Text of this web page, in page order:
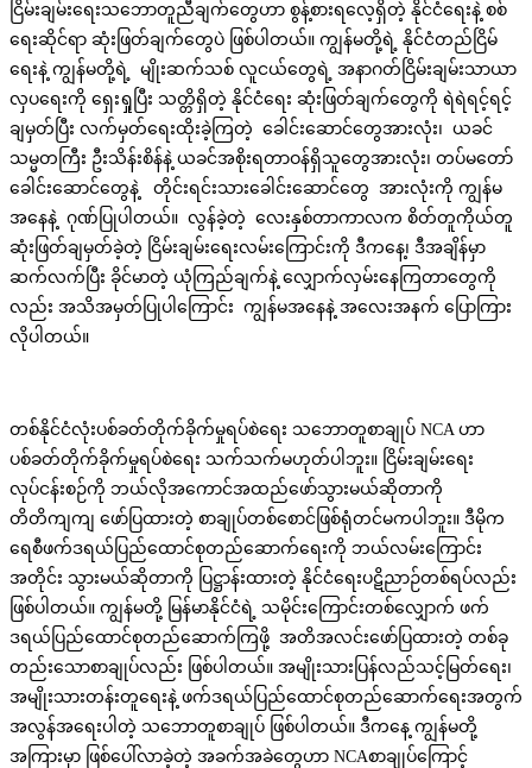
ငြိမ်းချမ်းရေးသဘောတူညီချက်တွေဟာ စွန့်စားရလေ့ရှိတဲ့ နိုင်ငံရေးနဲ့ စစ်
ရေးဆိုင်ရာ ဆုံးဖြတ်ချက်တွေပဲ ဖြစ်ပါတယ်။ ကျွန်မတို့ရဲ့ နိုင်ငံတည်ငြိမ်
ရေးနဲ့ ကျွန်မတို့ရဲ့ မျိုးဆက်သစ် လူငယ်တွေရဲ့ အနာဂတ်ငြိမ်းချမ်းသာယာ
လှပရေးကို ရှေးရှုပြီး သတ္တိရှိတဲ့ နိုင်ငံရေး ဆုံးဖြတ်ချက်တွေကို ရဲရဲရင့်ရင့်
ချမှတ်ပြီး လက်မှတ်ရေးထိုးခဲ့ကြတဲ့ ခေါင်းဆောင်တွေအားလုံး၊ ယခင်
သမ္မတကြီး ဦးသိန်းစိန်နဲ့ ယခင်အစိုးရတာဝန်ရှိသူတွေအားလုံး၊ တပ်မတော်
ခေါင်းဆောင်တွေနဲ့ တိုင်းရင်းသားခေါင်းဆောင်တွေ အားလုံးကို ကျွန်မ
အနေနဲ့ ဂုဏ်ပြုပါတယ်။ လွန်ခဲ့တဲ့ လေးနှစ်တာကာလက စိတ်တူကိုယ်တူ
ဆုံးဖြတ်ချမှတ်ခဲ့တဲ့ ငြိမ်းချမ်းရေးလမ်းကြောင်းကို ဒီကနေ့၊ ဒီအချိန်မှာ
ဆက်လက်ပြီး ခိုင်မာတဲ့ ယုံကြည်ချက်နဲ့ လျှောက်လှမ်းနေကြတာတွေကို
လည်း အသိအမှတ်ပြုပါကြောင်း ကျွန်မအနေနဲ့ အလေးအနက် ပြောကြား
လိုပါတယ်။
တစ်နိုင်ငံလုံးပစ်ခတ်တိုက်ခိုက်မှုရပ်စဲရေး သဘောတူစာချုပ် NCA ဟာ
ပစ်ခတ်တိုက်ခိုက်မှုရပ်စဲရေး သက်သက်မဟုတ်ပါဘူး။ ငြိမ်းချမ်းရေး
လုပ်ငန်းစဉ်ကို ဘယ်လိုအကောင်အထည်ဖော်သွားမယ်ဆိုတာကို
တိတိကျကျ ဖော်ပြထားတဲ့ စာချုပ်တစ်စောင်ဖြစ်ရုံတင်မကပါဘူး။ ဒီမိုက
ရေစီဖက်ဒရယ်ပြည်ထောင်စုတည်ဆောက်ရေးကို ဘယ်လမ်းကြောင်း
အတိုင်း သွားမယ်ဆိုတာကို ပြဋ္ဌာန်းထားတဲ့ နိုင်ငံရေးပဋိညာဉ်တစ်ရပ်လည်း
ဖြစ်ပါတယ်။ ကျွန်မတို့ မြန်မာနိုင်ငံရဲ့ သမိုင်းကြောင်းတစ်လျှောက် ဖက်
ဒရယ်ပြည်ထောင်စုတည်ဆောက်ကြဖို့ အတိအလင်းဖော်ပြထားတဲ့ တစ်ခု
တည်းသောစာချုပ်လည်း ဖြစ်ပါတယ်။ အမျိုးသားပြန်လည်သင့်မြတ်ရေး၊
အမျိုးသားတန်းတူရေးနဲ့ ဖက်ဒရယ်ပြည်ထောင်စုတည်ဆောက်ရေးအတွက်
အလွန်အရေးပါတဲ့ သဘောတူစာချုပ် ဖြစ်ပါတယ်။ ဒီကနေ့ ကျွန်မတို့
အကြားမှာ ဖြစ်ပေါ်လာခဲ့တဲ့ အခက်အခဲတွေဟာ NCAစာချုပ်ကြောင့်